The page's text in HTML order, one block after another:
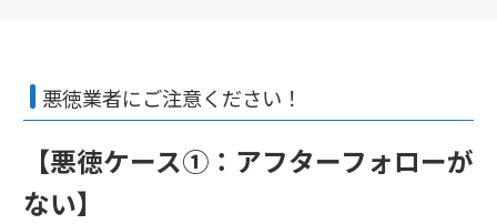
悪徳業者にご注意ください！
【悪徳ケース①：アフターフォローが
ない】